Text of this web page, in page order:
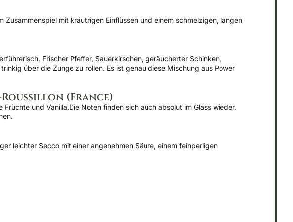
mit kräutrigen Einflüssen und einem schmelzigen, langen
Frischer Pfeffer, Sauerkirschen, geräucherter Schinken,
über die Zunge zu rollen. Es ist genau diese Mischung aus Power
Roussillon (France)
und Vanilla.Die Noten finden sich auch absolut im Glass wieder.
leichter Secco mit einer angenehmen Säure, einem feinperligen